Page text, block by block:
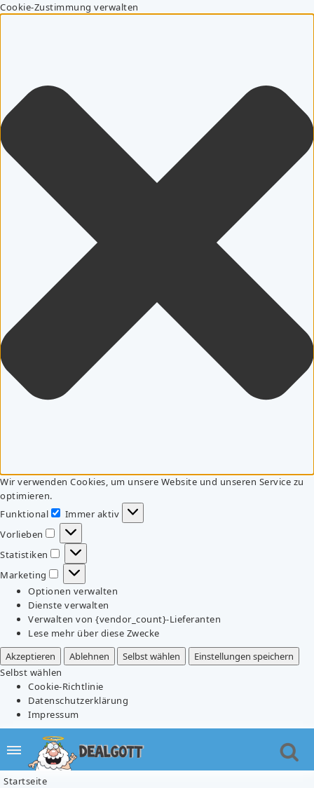
Cookie-Zustimmung verwalten
Wir verwenden Cookies, um unsere Website und unseren Service zu
optimieren.
Funktional
Funktional
Immer aktiv
Vorlieben
Vorlieben
Statistiken
Statistiken
Marketing
Marketing
Optionen verwalten
Dienste verwalten
Verwalten von {vendor_count}-Lieferanten
Lese mehr über diese Zwecke
Akzeptieren
Ablehnen Selbst wählen
Einstellungen speichern
Selbst wählen
Cookie-Richtlinie
Datenschutzerklärung
Impressum
Startseite